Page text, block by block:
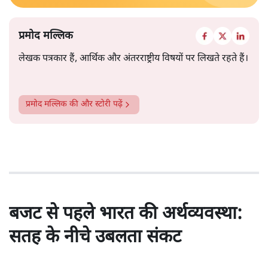
प्रमोद मल्लिक
लेखक पत्रकार हैं, आर्थिक और अंतरराष्ट्रीय विषयों पर लिखते रहते हैं।
प्रमोद मल्लिक की और स्टोरी पढ़ें
बजट से पहले भारत की अर्थव्यवस्था:
सतह के नीचे उबलता संकट